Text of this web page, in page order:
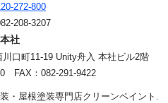
272-800
208-3207
本社
口町11-19 Unity舟入 本社ビル2階
FAX：082-291-9422
・屋根塗装専門店クリーンペイント.